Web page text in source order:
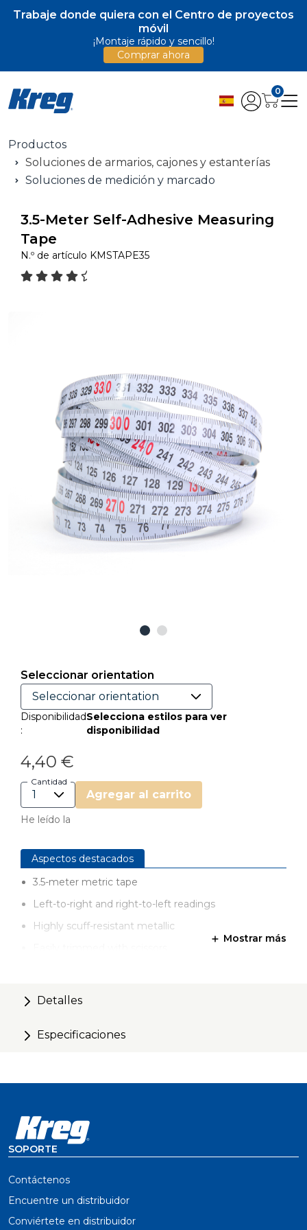
Trabaje donde quiera con el Centro de proyectos
móvil
¡Montaje rápido y sencillo!
Comprar ahora
0
Productos
Soluciones de armarios, cajones y estanterías
Soluciones de medición y marcado
3.5-Meter Self-Adhesive Measuring
Tape
N.º de artículo KMSTAPE35
Seleccionar orientation
Disponibilidad
:
Selecciona estilos para ver
disponibilidad
4,40 €
Cantidad
Agregar al carrito
He leído la
Aspectos destacados
3.5-meter metric tape
Left-to-right and right-to-left readings
Highly scuff-resistant metallic
Mostrar más
Detalles
Especificaciones
SOPORTE
Contáctenos
Encuentre un distribuidor
Conviértete en distribuidor